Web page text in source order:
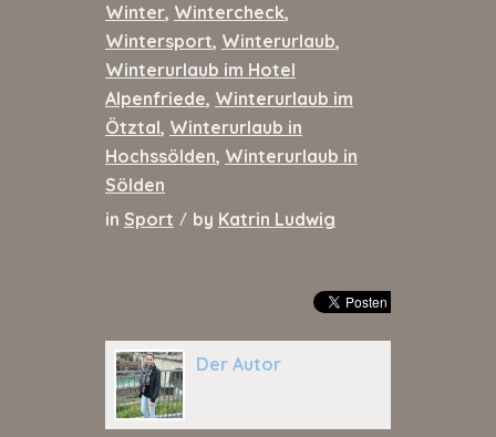
Winter, Wintercheck,
Wintersport, Winterurlaub,
Winterurlaub im Hotel
Alpenfriede, Winterurlaub im
Ötztal, Winterurlaub in
Hochssölden, Winterurlaub in
Sölden
in Sport / by Katrin Ludwig
Der Autor